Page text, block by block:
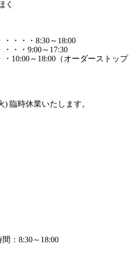
・・・・ 8:30～18:00
・・・ 9:00～17:30
・ 10:00～18:00 （オーダーストップ
臨時休業いたします。
：8:30～18:00